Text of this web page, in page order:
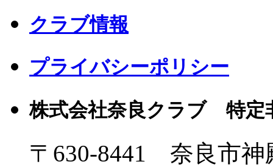
クラブ情報
プライバシーポリシー
株式会社奈良クラブ 特定
〒630-8441 奈良市